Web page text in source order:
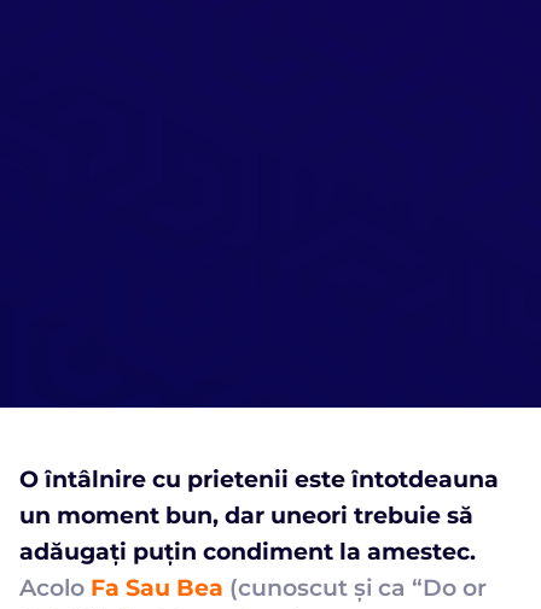
O întâlnire cu prietenii este întotdeauna
un moment bun, dar uneori trebuie să
adăugați puțin condiment la amestec.
Acolo Fa Sau Bea (cunoscut și ca “Do or